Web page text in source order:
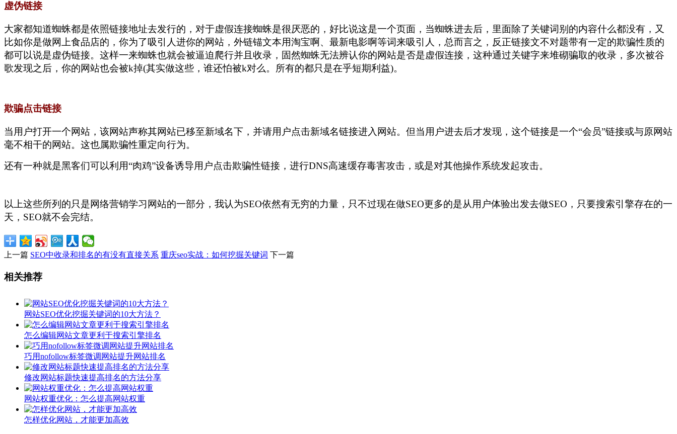
虚伪链接
大家都知道蜘蛛都是依照链接地址去发行的，对于虚假连接蜘蛛是很厌恶的，好比说这是一个页面，当蜘蛛进去后，里面除了关键词别的内容什么都没有，又
比如你是做网上食品店的，你为了吸引人进你的网站，外链锚文本用淘宝啊、最新电影啊等词来吸引人，总而言之，反正链接文不对题带有一定的欺骗性质的
都可以说是虚伪链接。这样一来蜘蛛也就会被逼迫爬行并且收录，固然蜘蛛无法辨认你的网站是否是虚假连接，这种通过关键字来堆砌骗取的收录，多次被谷
歌发现之后，你的网站也会被k掉(其实做这些，谁还怕被k对么。所有的都只是在乎短期利益)。
欺骗点击链接
当用户打开一个网站，该网站声称其网站已移至新域名下，并请用户点击新域名链接进入网站。但当用户进去后才发现，这个链接是一个“会员”链接或与原网站
毫不相干的网站。这也属欺骗性重定向行为。
还有一种就是黑客们可以利用“肉鸡”设备诱导用户点击欺骗性链接，进行DNS高速缓存毒害攻击，或是对其他操作系统发起攻击。
以上这些所列的只是网络营销学习网站的一部分，我认为SEO依然有无穷的力量，只不过现在做SEO更多的是从用户体验出发去做SEO，只要搜索引擎存在的一
天，SEO就不会完结。
上一篇 SEO中收录和排名的有没有直接关系 重庆seo实战：如何挖掘关键词 下一篇
相关推荐
网站SEO优化挖掘关键词的10大方法？
怎么编辑网站文章更利于搜索引擎排名
巧用nofollow标签微调网站提升网站排名
修改网站标题快速提高排名的方法分享
网站权重优化：怎么提高网站权重
怎样优化网站，才能更加高效